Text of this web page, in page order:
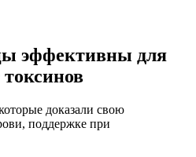
эффективны для
доказали свою
поддержке при